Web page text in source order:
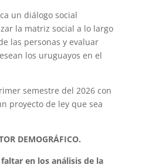
un diálogo social
la matriz social a lo largo
las personas y evaluar
los uruguayos en el
semestre del 2026 con
proyecto de ley que sea
DEMOGRÁFICO.
en los análisis de la